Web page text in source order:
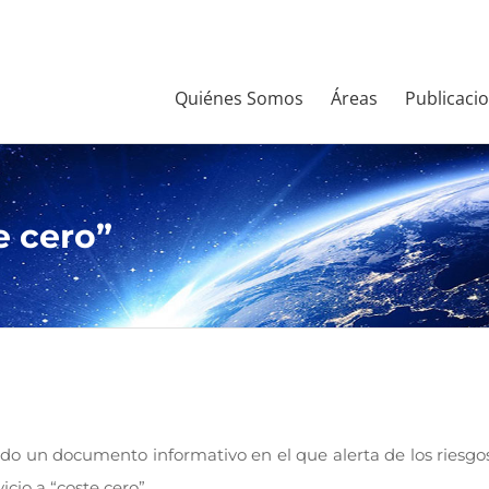
Quiénes Somos Áreas
cero”
un documento informativo en el que alerta de los